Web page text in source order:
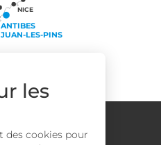
ANTIBES
JUAN-LES-PINS
NICE
les
des cookies pour